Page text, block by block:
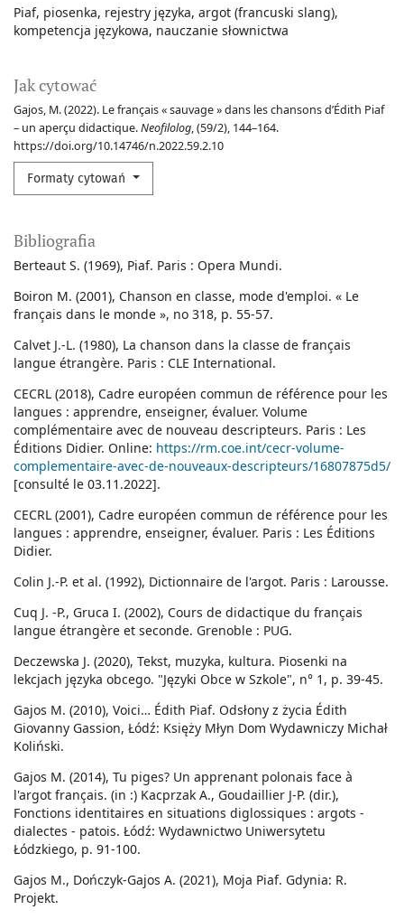
Piaf piosenka rejestry języka argot (francuski slang)
kompetencja językowa nauczanie słownictwa
Jak cytować
Gajos, M. (2022). Le français « sauvage » dans les chansons d’Édith Piaf
– un aperçu didactique.Neofilolog, (59/2), 144–164.
https://doi.org/10.14746/n.2022.59.2.10
Formaty cytowań
Bibliografia
Berteaut S. (1969), Piaf. Paris : Opera Mundi.
Boiron M. (2001), Chanson en classe, mode d'emploi. « Le
français dans le monde », no 318, p. 55-57.
Calvet J.-L. (1980), La chanson dans la classe de français
langue étrangère. Paris : CLE International.
CECRL (2018), Cadre européen commun de référence pour les
langues : apprendre, enseigner, évaluer. Volume
complémentaire avec de nouveau descripteurs. Paris : Les
Éditions Didier. Online: https://rm.coe.int/cecr-volume-
complementaire-avec-de-nouveaux-descripteurs/16807875d5/
[consulté le 03.11.2022].
CECRL (2001), Cadre européen commun de référence pour les
langues : apprendre, enseigner, évaluer. Paris : Les Éditions
Didier.
Colin J.-P. et al. (1992), Dictionnaire de l'argot. Paris : Larousse.
Cuq J. -P., Gruca I. (2002), Cours de didactique du français
langue étrangère et seconde. Grenoble : PUG.
Deczewska J. (2020), Tekst, muzyka, kultura. Piosenki na
lekcjach języka obcego. "Języki Obce w Szkole", n° 1, p. 39-45.
Gajos M. (2010), Voici… Édith Piaf. Odsłony z życia Édith
Giovanny Gassion, Łódź: Księży Młyn Dom Wydawniczy Michał
Koliński.
Gajos M. (2014), Tu piges? Un apprenant polonais face à
l'argot français. (in :) Kacprzak A., Goudaillier J-P. (dir.),
Fonctions identitaires en situations diglossiques : argots -
dialectes - patois. Łódź: Wydawnictwo Uniwersytetu
Łódzkiego, p. 91-100.
Gajos M., Dończyk-Gajos A. (2021), Moja Piaf. Gdynia: R.
Projekt.